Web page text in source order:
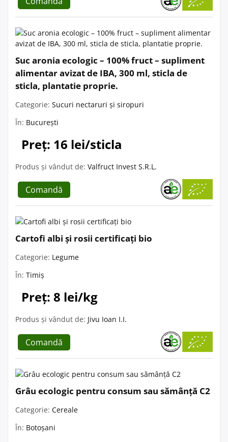
Suc aronia ecologic – 100% fruct – supliment
alimentar avizat de IBA, 300 ml, sticla de
sticla, plantatie proprie.
Categorie: Sucuri nectaruri și siropuri
În: București
Preț: 16 lei/sticla
Produs și vândut de: Valfruct Invest S.R.L.
Comandă
Cartofi albi și rosii certificați bio
Categorie: Legume
În: Timiș
Preț: 8 lei/kg
Produs și vândut de: Jivu Ioan I.I.
Comandă
Grâu ecologic pentru consum sau sămânță C2
Categorie: Cereale
În: Botoșani